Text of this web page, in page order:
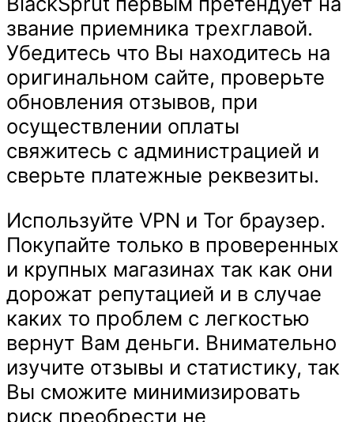
звание приемника трехглавой.
Убедитесь что Вы находитесь на
оригинальном сайте, проверьте
обновления отзывов, при
осуществлении оплаты
свяжитесь с администрацией и
сверьте платежные реквезиты.
Используйте VPN и Tor браузер.
Покупайте только в проверенных
и крупных магазинах так как они
дорожат репутацией и в случае
каких то проблем с легкостью
вернут Вам деньги. Внимательно
изучите отзывы и статистику, так
Вы сможите минимизировать
риск преобрести не